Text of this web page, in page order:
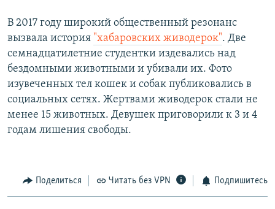
В 2017 году широкий общественный резонанс
вызвала история "хабаровских живодерок". Две
семнадцатилетние студентки издевались над
бездомными животными и убивали их. Фото
изувеченных тел кошек и собак публиковались в
социальных сетях. Жертвами живодерок стали не
менее 15 животных. Девушек приговорили к 3 и 4
годам лишения свободы.
Поделиться Читать без VPN Подпишитесь